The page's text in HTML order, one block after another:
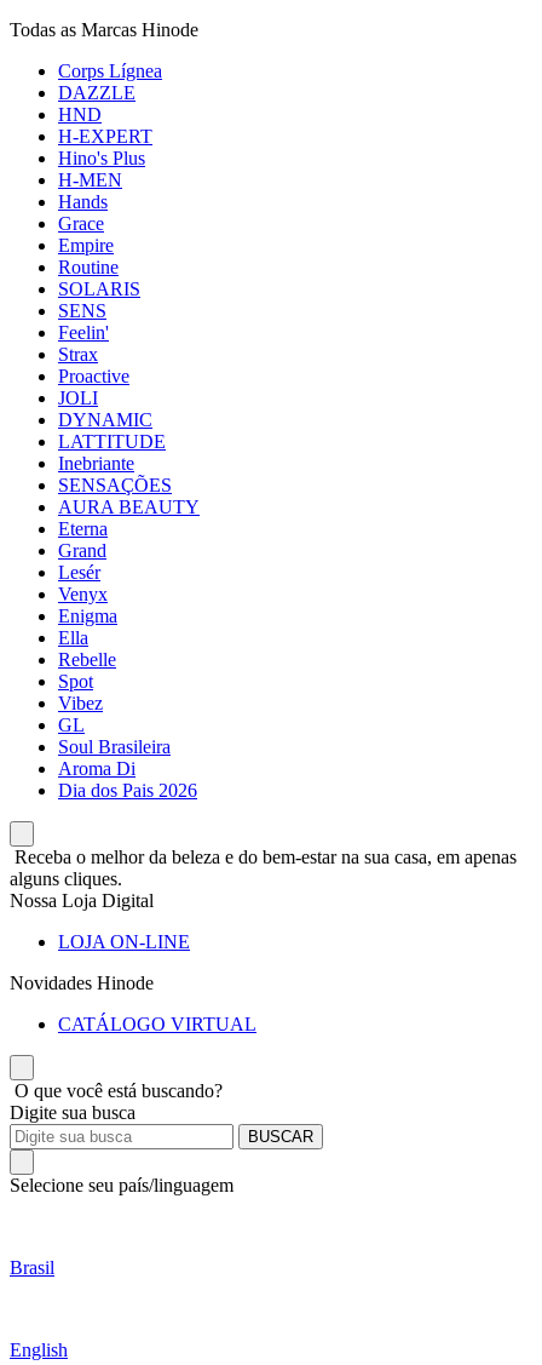
Todas as Marcas Hinode
Corps Lígnea
DAZZLE
HND
H-EXPERT
Hino's Plus
H-MEN
Hands
Grace
Empire
Routine
SOLARIS
SENS
Feelin'
Strax
Proactive
JOLI
DYNAMIC
LATTITUDE
Inebriante
SENSAÇÕES
AURA BEAUTY
Eterna
Grand
Lesér
Venyx
Enigma
Ella
Rebelle
Spot
Vibez
GL
Soul Brasileira
Aroma Di
Dia dos Pais 2026
Receba o melhor da beleza e do bem-estar na sua casa, em apenas
alguns cliques.
Nossa Loja Digital
LOJA ON-LINE
Novidades Hinode
CATÁLOGO VIRTUAL
O que você está buscando?
Digite sua busca
BUSCAR
Selecione seu país/linguagem
Brasil
English